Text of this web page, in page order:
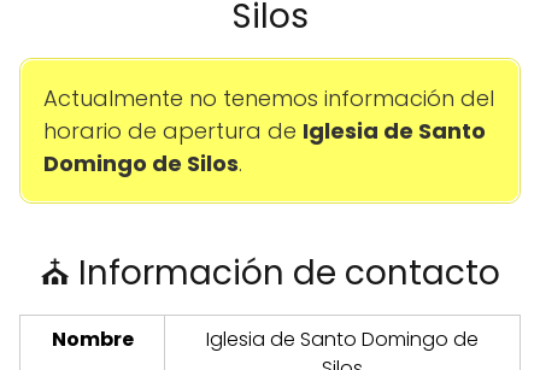
Silos
Actualmente no tenemos información del
horario de apertura de Iglesia de Santo
Domingo de Silos.
⛪ Información de contacto
Nombre
Iglesia de Santo Domingo de